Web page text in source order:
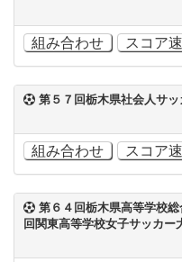
組み合わせ スコア
第５７回栃木県社会人サ
組み合わせ スコア
第６４回栃木県高等学校
回関東高等学校女子サッカー